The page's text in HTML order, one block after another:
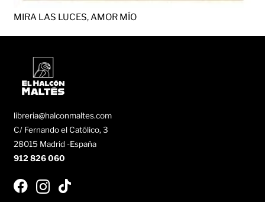
MIRA LAS LUCES, AMOR MÍO
libreria@halconmaltes.com
C/ Fernando el Católico, 3
28015 Madrid -España
912 826 060